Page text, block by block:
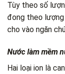
Tùy theo số
đong theo lượng
cho vào ngăn
Nước làm mềm
Hai loại ion là